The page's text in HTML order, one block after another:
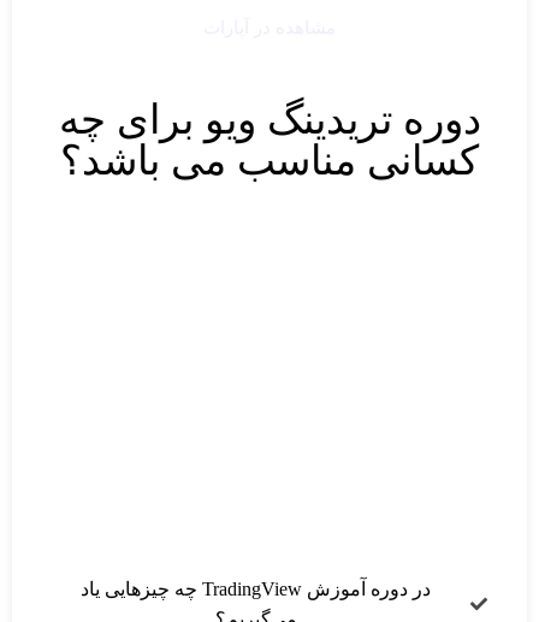
دوره تریدینگ ویو برای چه
کسانی مناسب می باشد؟
در دوره آموزش TradingView چه چیزهایی یاد